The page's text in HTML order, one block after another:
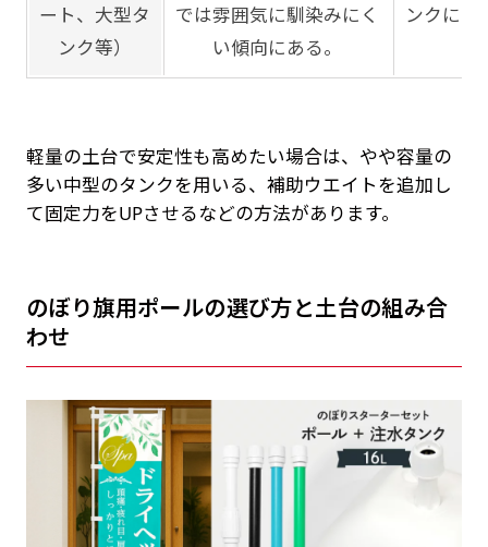
ート、大型タ
ンク等）
では雰囲気に馴染みにく
い傾向にある。
ンクにお
軽量の土台で安定性も高めたい場合は、やや容量の
多い中型のタンクを用いる、補助ウエイトを追加し
て固定力をUPさせるなどの方法があります。
のぼり旗用ポールの選び方と土台の組み合
わせ